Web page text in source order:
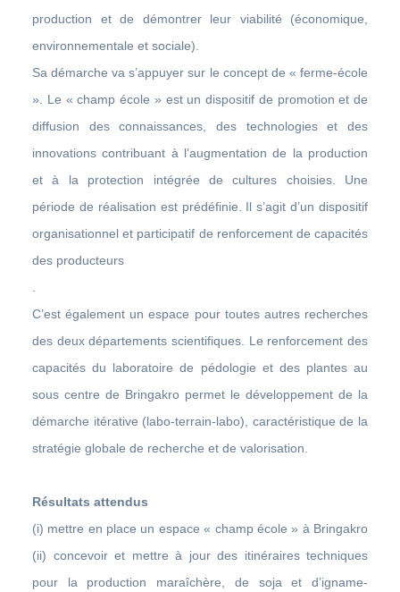
production et de démontrer leur viabilité (économique,
environnementale et sociale).
Sa démarche va s’appuyer sur le concept de « ferme-école
». Le « champ école » est un dispositif de promotion et de
diffusion des connaissances, des technologies et des
innovations contribuant à l’augmentation de la production
et à la protection intégrée de cultures choisies. Une
période de réalisation est prédéfinie. Il s’agit d’un dispositif
organisationnel et participatif de renforcement de capacités
des producteurs
C’est également un espace pour toutes autres recherches
des deux départements scientifiques. Le renforcement des
capacités du laboratoire de pédologie et des plantes au
sous centre de Bringakro permet le développement de la
démarche itérative (labo-terrain-labo), caractéristique de la
stratégie globale de recherche et de valorisation.
Résultats attendus
(i) mettre en place un espace « champ école » à Bringakro
(ii) concevoir et mettre à jour des itinéraires techniques
pour la production maraîchère, de soja et d’igname-